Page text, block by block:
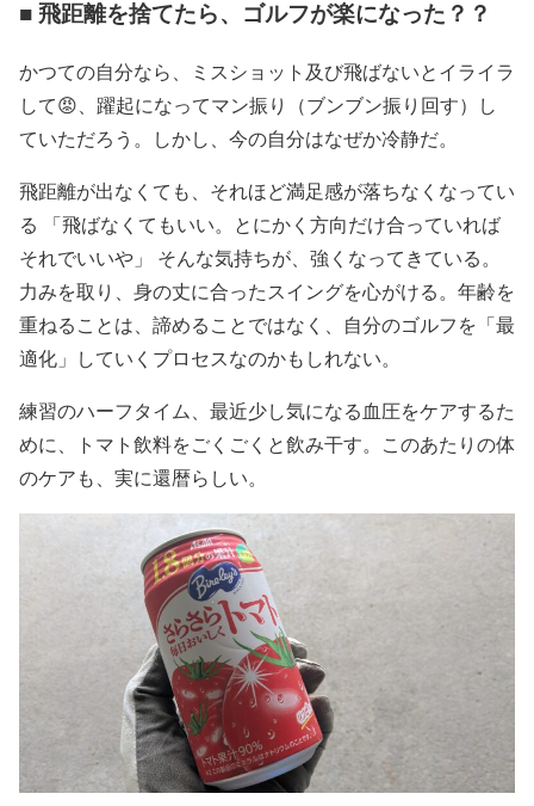
■ 飛距離を捨てたら、ゴルフが楽になった？？
かつての自分なら、ミスショット及び飛ばないとイライラ
して😡、躍起になってマン振り（ブンブン振り回す）し
ていただろう。しかし、今の自分はなぜか冷静だ。
飛距離が出なくても、それほど満足感が落ちなくなってい
る 「飛ばなくてもいい。とにかく方向だけ合っていれば
それでいいや」 そんな気持ちが、強くなってきている。
力みを取り、身の丈に合ったスイングを心がける。年齢を
重ねることは、諦めることではなく、自分のゴルフを「最
適化」していくプロセスなのかもしれない。
練習のハーフタイム、最近少し気になる血圧をケアするた
めに、トマト飲料をごくごくと飲み干す。このあたりの体
のケアも、実に還暦らしい。